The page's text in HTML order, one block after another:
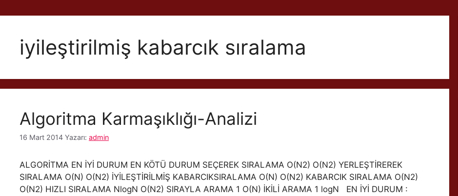
iyileştirilmiş kabarcık sıralama
Algoritma Karmaşıklığı-Analizi
16 Mart 2014 Yazarı: admin
ALGORİTMA EN İYİ DURUM EN KÖTÜ DURUM SEÇEREK SIRALAMA O(N2) O(N2) YERLEŞTİREREK
SIRALAMA O(N) O(N2) İYİLEŞTİRİLMİŞ KABARCIKSIRALAMA O(N) O(N2) KABARCIK SIRALAMA O(N2)
O(N2) HIZLI SIRALAMA NlogN O(N2) SIRAYLA ARAMA 1 O(N) İKİLİ ARAMA 1 logN EN İYİ DURUM :